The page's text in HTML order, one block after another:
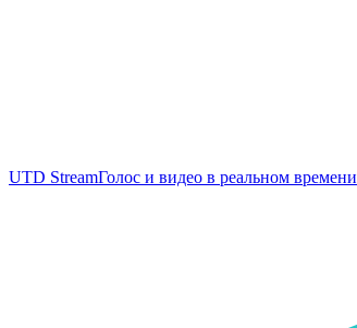
UTD StreamГолос и видео в реальном времени